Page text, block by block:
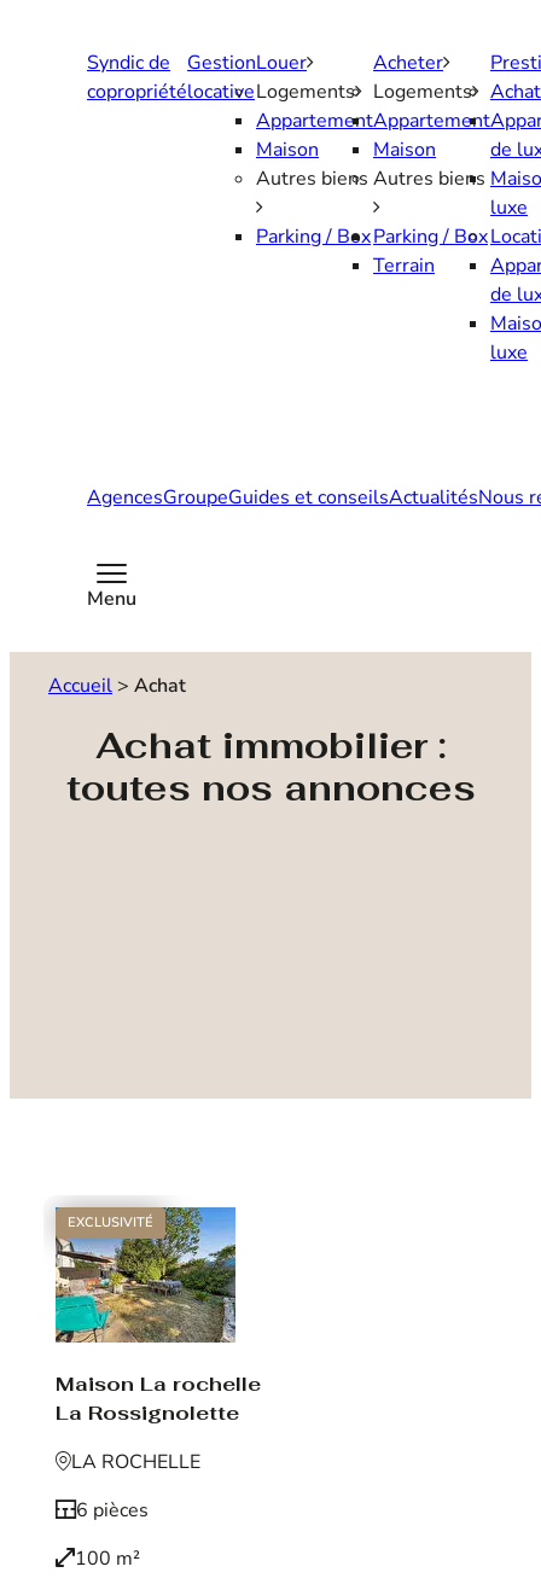
Syndic de
copropriété
Gestion
locative
Louer
Logements
Appartement
Maison
Autres biens
Parking / Box
Acheter
Logements
Appartement
Maison
Autres biens
Parking / Box
Terrain
Achat
de
luxe
de
luxe
AgencesGroupeGuides et conseilsActualitésNous
Menu
Accueil > Achat
Achat immobilier :
toutes nos annonces
EXCLUSIVITÉ
Maison La rochelle
La Rossignolette
LA ROCHELLE
6 pièces
100 m²